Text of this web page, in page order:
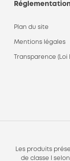
Réglementation
Plan du site
Mentions légales
Transparence
Les produits
de classe I selon